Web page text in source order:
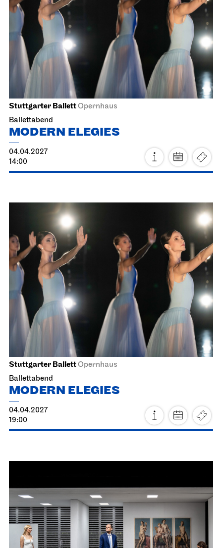
28.03.2027
17:00 - 20:30
Mo, 29.03.2027
Stuttgarter BallettOpernhaus
Ballettabend
MODERN ELEGIES
29.03.2027
17:00
Di, 30.03.2027
Staatsoper StuttgartOpernhaus
La traviata
30.03.2027
19:00